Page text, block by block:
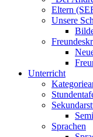
Eltern
Unsere
Unterricht
Sprachen